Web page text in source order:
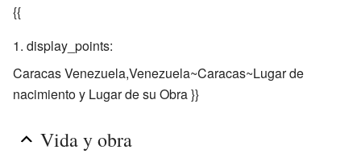
{{
display_points:
Caracas Venezuela,Venezuela~Caracas~Lugar de
nacimiento y Lugar de su Obra }}
Vida y obra